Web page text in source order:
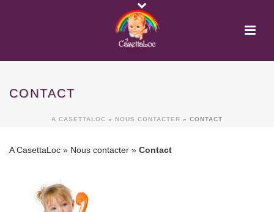
CONTACT
A CASETTALOC » NOUS CONTACTER » CONTACT
A CasettaLoc » Nous contacter » Contact